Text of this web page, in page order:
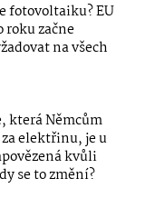
fotovoltaiku? EU
začne
na všech
která Němcům
elektřinu, je u
kvůli
se to změní?